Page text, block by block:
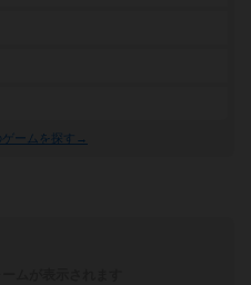
ゲームを探す→